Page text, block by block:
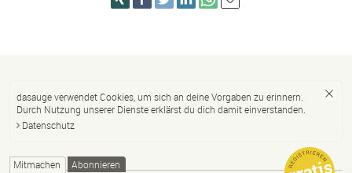
dasauge verwendet Cookies, um sich an deine Vorgaben zu erinnern.
Durch Nutzung unserer Dienste erklärst du dich damit einverstanden.
Datenschutz
Mitmachen Abonnieren